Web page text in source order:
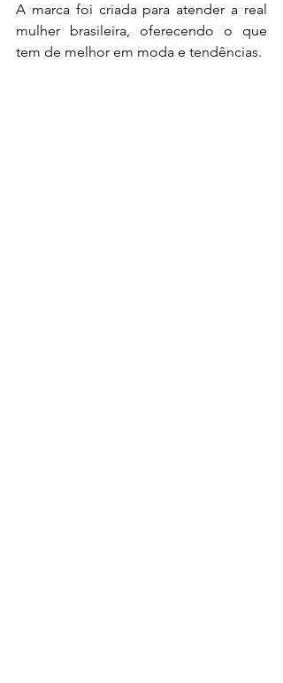
A marca foi criada para atender a real
mulher brasileira, oferecendo o que
tem de melhor em moda e tendências.